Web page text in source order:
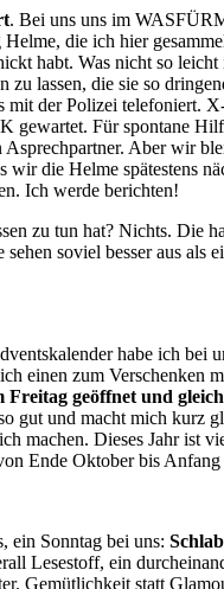
. Bei uns uns im
die ich hier
habt. Was nicht so
zu lassen, die sie so
mit der Polizei telefoniert.
gewartet. Für spontane
Asprechpartner. Aber wir
wir die Helme spätestens
Ich werde berichten!
zu tun hat? Nichts. Die
sehen soviel besser aus als
habe ich bei
einen zum Verschenken
Freitag geöffnet und
gut und macht mich kurz
machen. Dieses Jahr ist
Ende Oktober bis
ein Sonntag bei uns:
Lesestoff, ein
Gemütlichkeit statt